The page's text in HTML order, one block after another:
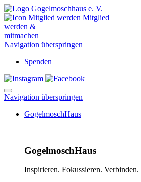
Mitglied
werden &
mitmachen
Navigation überspringen
Spenden
Navigation überspringen
GogelmoschHaus
GogelmoschHaus
Inspirieren. Fokussieren. Verbinden.